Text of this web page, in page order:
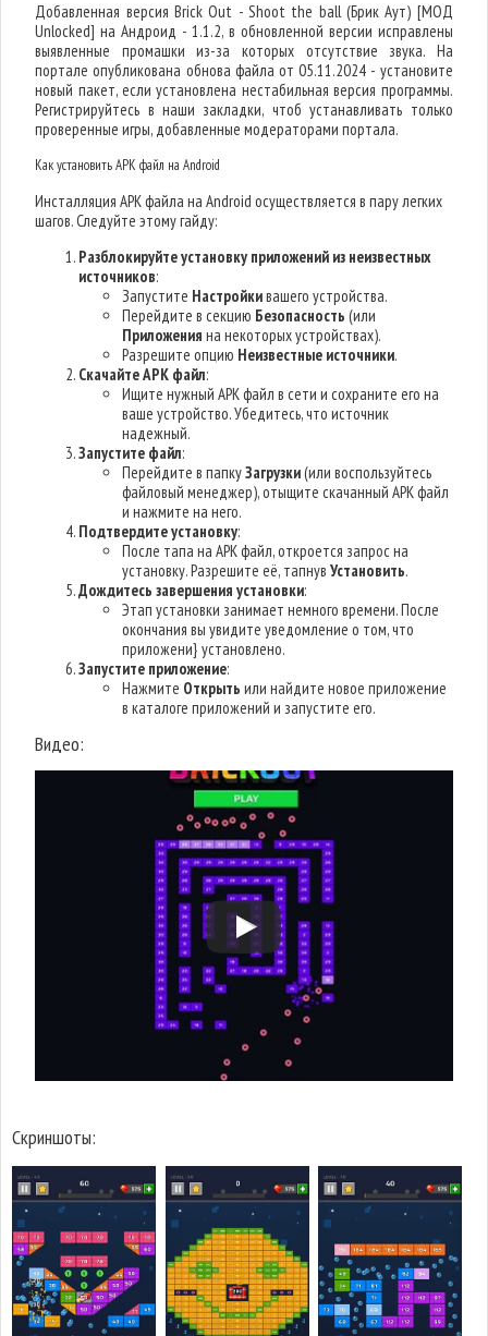
Добавленная версия Brick Out - Shoot the ball (Брик Аут) [МОД
Unlocked] на Андроид - 1.1.2, в обновленной версии исправлены
выявленные промашки из-за которых отсутствие звука. На
портале опубликована обнова файла от 05.11.2024 - установите
новый пакет, если установлена нестабильная версия программы.
Регистрируйтесь в наши закладки, чтоб устанавливать только
проверенные игры, добавленные модераторами портала.
Как установить APK файл на Android
Инсталляция APK файла на Android осуществляется в пару легких
шагов. Следуйте этому гайду:
Разблокируйте установку приложений из неизвестных
источников:
Запустите Настройкивашего устройства.
Перейдите в секцию Безопасность (или
Приложения на некоторых устройствах).
Разрешите опцию Неизвестные источники.
Скачайте APK файл:
Ищите нужный APK файл в сети и сохраните его на
ваше устройство. Убедитесь, что источник
надежный.
Запустите файл:
Перейдите в папкуЗагрузки(или воспользуйтесь
файловый менеджер), отыщите скачанный APK файл
и нажмите на него.
Подтвердите установку:
После тапа на APK файл, откроется запрос на
установку. Разрешите её, тапнувУстановить.
Дождитесь завершения установки:
Этап установки занимает немного времени. После
окончания вы увидите уведомление о том, что
приложени} установлено.
Запустите приложение:
Нажмите Открыть или найдите новое приложение
в каталоге приложений и запустите его.
Видео:
Скриншоты: